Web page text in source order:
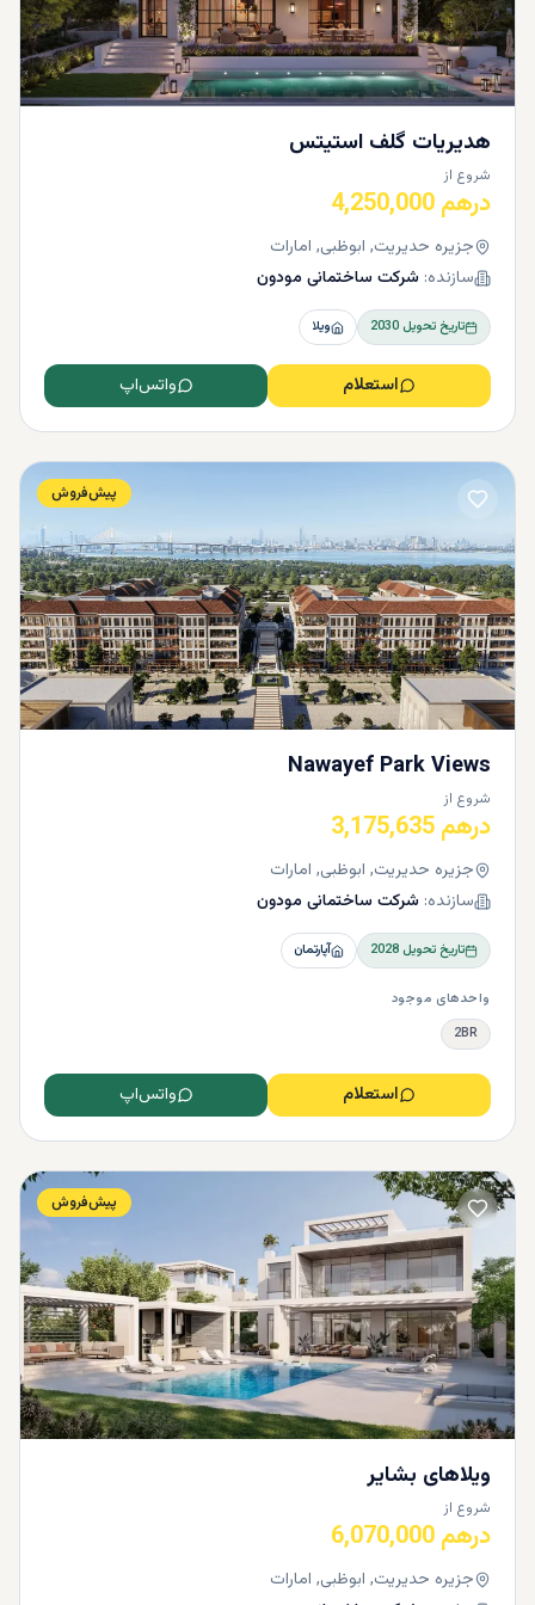
هدیریات گلف استیتس
شروع از
درهم 4,250,000
جزیره حدیریت, ابوظبی, امارات
سازنده: شرکت ساختمانی مودون
تاریخ تحویل2030 ویلا
استعلام واتس‌اپ
پیش‌فروش
Nawayef Park Views
شروع از
درهم 3,175,635
جزیره حدیریت, ابوظبی, امارات
سازنده: شرکت ساختمانی مودون
تاریخ تحویل2028 آپارتمان
واحدهای موجود
2BR
استعلام واتس‌اپ
پیش‌فروش
ویلاهای بشایر
شروع از
درهم 6,070,000
جزیره حدیریت, ابوظبی, امارات